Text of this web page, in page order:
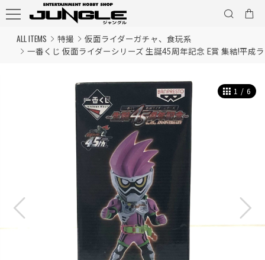
ALL ITEMS 特撮
仮面ライダーガチャ、食玩系
一番くじ 仮面ライダーシリーズ 生誕45周年記念 E賞 集結!平成
1 / 6